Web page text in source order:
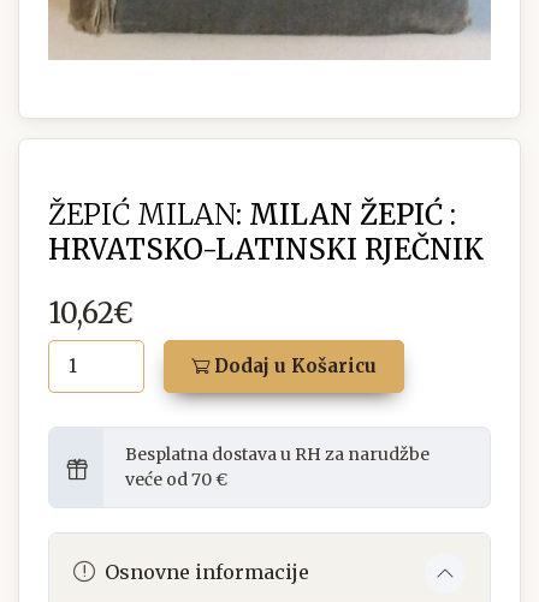
ŽEPIĆ MILAN: MILAN ŽEPIĆ :
HRVATSKO-LATINSKI RJEČNIK
10,62€
Dodaj u Košaricu
Besplatna dostava u RH za narudžbe
veće od 70 €
Osnovne informacije